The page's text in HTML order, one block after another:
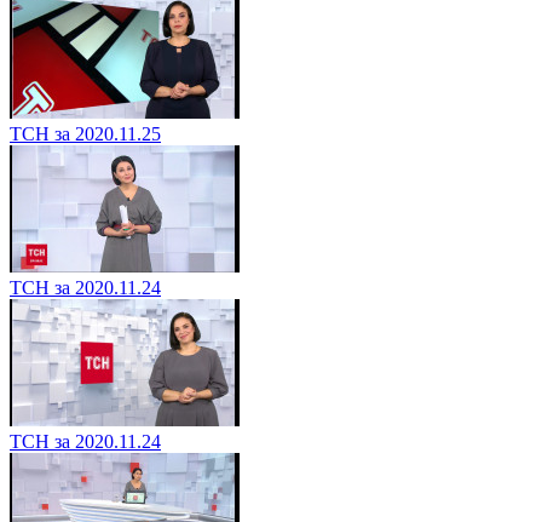
ТСН за 2020.11.25
ТСН за 2020.11.24
ТСН за 2020.11.24